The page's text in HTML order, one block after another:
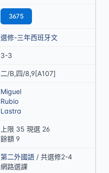
3675
選修-三年西班牙文
3-3
二/B,四/8,9[A107]
Miguel
Rubio
Lastra
上限 35 現選 26
餘額 9
第二外國語 / 共選修2-4
網路選課